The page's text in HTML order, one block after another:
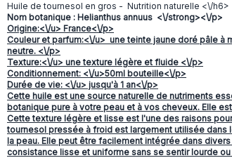
Huile de tournesol en gros - Nutrition naturelle <\/h6>
Nom botanique : Helianthus annuus <\/strong><\/p>
Origine:<\/u> France<\/p>
Couleur et parfum:<\/u> une teinte jaune doré pâle à
neutre. <\/p>
Texture:<\/u> une texture légère et fluide <\/p>
Conditionnement: <\/u>50ml bouteille<\/p>
Durée de vie: <\/u> jusqu'à 1 an<\/p>
Cette huile est une source naturelle de nutriments
botanique pure à votre peau et à vos cheveux. Elle
Cette texture légère et lisse est l'une des raisons
tournesol pressée à froid est largement utilisée dans
la peau. Elle peut être facilement intégrée dans
consistance lisse et uniforme sans se sentir lourde